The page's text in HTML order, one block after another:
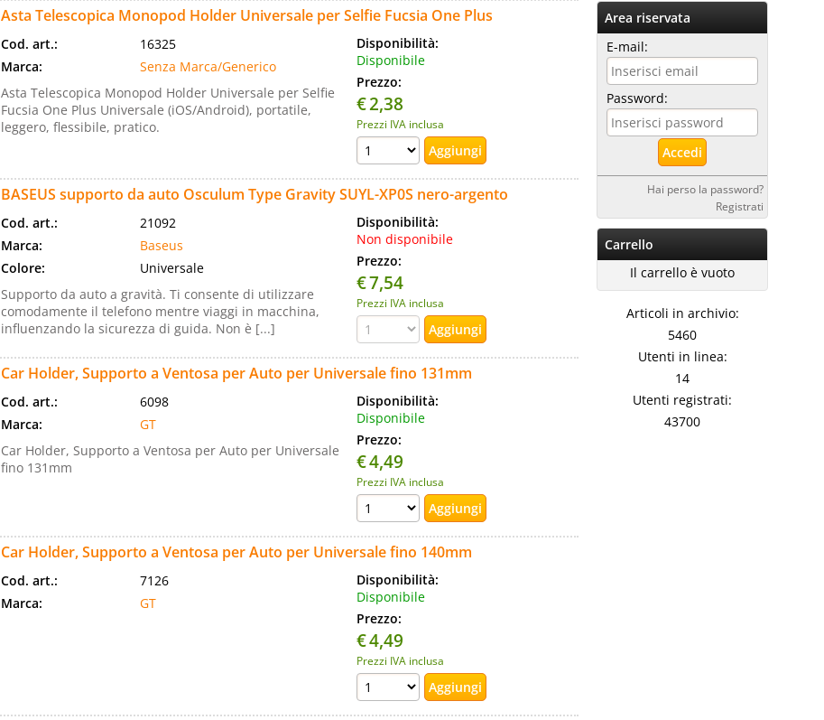
Asta Telescopica Monopod Holder Universale per Selfie Fucsia One Plus
Cod. art.:
16325
Marca:
Senza Marca/Generico
Asta Telescopica Monopod Holder Universale per Selfie
Fucsia One Plus Universale (iOS/Android), portatile,
leggero, flessibile, pratico.
Disponibilità:
Disponibile
Prezzo:
€2,38
Prezzi IVA inclusa
BASEUS supporto da auto Osculum Type Gravity SUYL-XP0S nero-argento
Cod. art.:
21092
Marca:
Baseus
Colore:
Universale
Supporto da auto a gravità. Ti consente di utilizzare
comodamente il telefono mentre viaggi in macchina,
influenzando la sicurezza di guida. Non è [...]
Disponibilità:
Non disponibile
Prezzo:
€7,54
Prezzi IVA inclusa
Car Holder, Supporto a Ventosa per Auto per Universale fino 131mm
Cod. art.:
6098
Marca:
GT
Car Holder, Supporto a Ventosa per Auto per Universale
fino 131mm
Disponibilità:
Disponibile
Prezzo:
€4,49
Prezzi IVA inclusa
Car Holder, Supporto a Ventosa per Auto per Universale fino 140mm
Cod. art.:
7126
Marca:
GT
Disponibilità:
Disponibile
Prezzo:
€4,49
Prezzi IVA inclusa
Area riservata
E-mail:
Password:
Hai perso la password?
Registrati
Carrello
Il carrello è vuoto
Articoli in archivio:
5460
Utenti in linea:
14
Utenti registrati:
43700